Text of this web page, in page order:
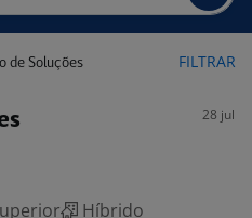
de Soluções FILTRAR
28 jul
Híbrido